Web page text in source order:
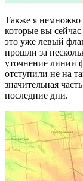
Также я
которые вы
это уже левый
прошли за
уточнение линии
отступили не на
значительная
последние дни.